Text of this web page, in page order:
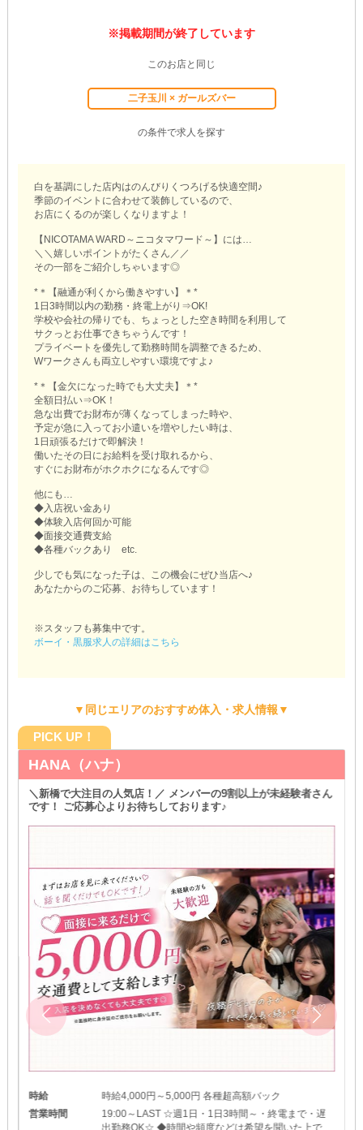
※掲載期間が終了しています
このお店と同じ
二子玉川 × ガールズバー
の条件で求人を探す
白を基調にした店内はのんびりくつろげる快適空間♪
季節のイベントに合わせて装飾しているので、
お店にくるのが楽しくなりますよ！
【NICOTAMA WARD～ニコタマワード～】には…
＼＼嬉しいポイントがたくさん／／
その一部をご紹介しちゃいます◎
*＊【融通が利くから働きやすい】＊*
1日3時間以内の勤務・終電上がり⇒OK!
学校や会社の帰りでも、ちょっとした空き時間を利用して
サクっとお仕事できちゃうんです！
プライベートを優先して勤務時間を調整できるため、
Wワークさんも両立しやすい環境ですよ♪
*＊【金欠になった時でも大丈夫】＊*
全額日払い⇒OK！
急な出費でお財布が薄くなってしまった時や、
予定が急に入ってお小遣いを増やしたい時は、
1日頑張るだけで即解決！
働いたその日にお給料を受け取れるから、
すぐにお財布がホクホクになるんです◎
他にも…
◆入店祝い金あり
◆体験入店何回か可能
◆面接交通費支給
◆各種バックあり etc.
少しでも気になった子は、この機会にぜひ当店へ♪
あなたからのご応募、お待ちしています！
※スタッフも募集中です。
ボーイ・黒服求人の詳細はこちら
▼同じエリアのおすすめ体入・求人情報▼
PICK UP！
HANA（ハナ）
＼新橋で大注目の人気店！／ メンバーの9割以上が未経験者さん
です！ ご応募心よりお待ちしております♪
時給
時給4,000円～5,000円 各種超高額バック
営業時間
19:00～LAST ☆週1日・1日3時間～・終電まで・遅
出勤務OK☆ ◆時間や頻度などは希望を聞いた上で決